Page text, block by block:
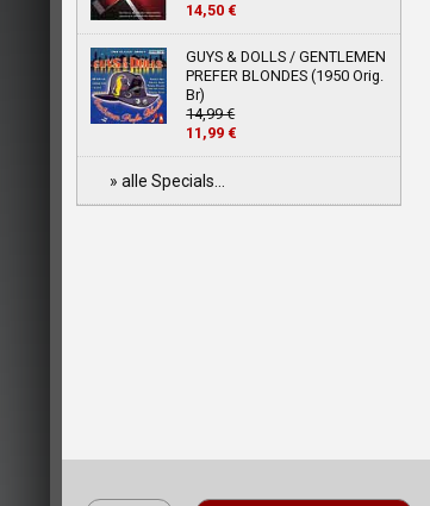
14,50 €
GUYS & DOLLS / GENTLEMEN
PREFER BLONDES (1950 Orig.
Br)
14,99 €
11,99 €
» alle Specials...